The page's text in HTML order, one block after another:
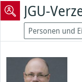
JGU-